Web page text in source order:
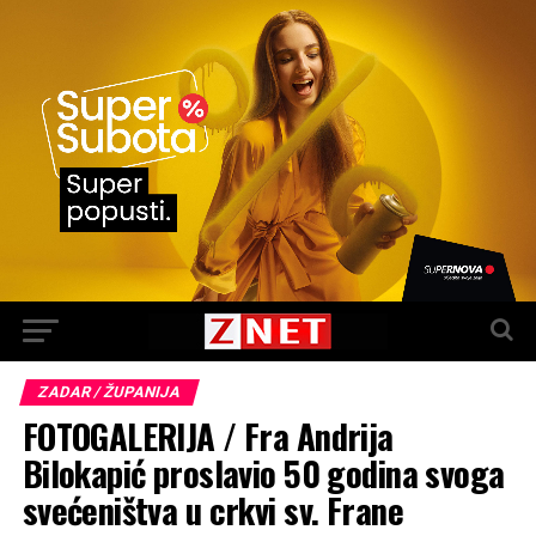
ZADAR / ŽUPANIJA
FOTOGALERIJA / Fra Andrija
Bilokapić proslavio 50 godina svoga
svećeništva u crkvi sv. Frane